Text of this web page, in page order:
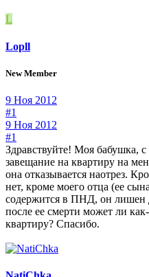
L
Lopll
New Member
9 Ноя 2012
#1
9 Ноя 2012
#1
Здравствуйте! Моя бабушка,
завещание на квартиру на
она отказывается наотрез.
нет, кроме моего отца (ее
содержится в ПНД, он лишен
после ее смерти может ли
квартиру? Спасибо.